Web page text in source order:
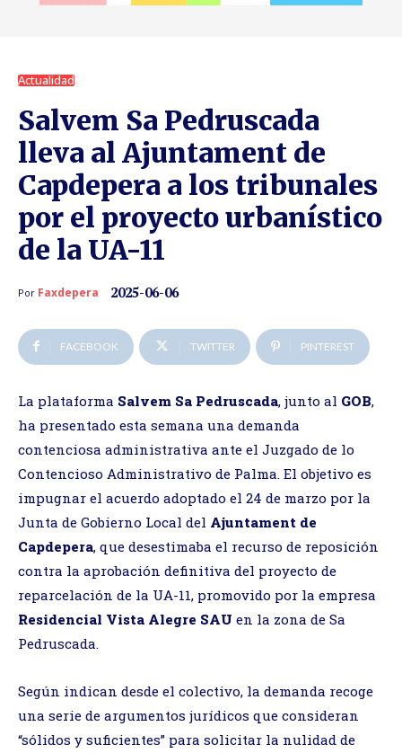
Actualidad
Salvem Sa Pedruscada
lleva al Ajuntament de
Capdepera a los tribunales
por el proyecto urbanístico
de la UA-11
Por Faxdepera 2025-06-06
FACEBOOK TWITTER PINTEREST
La plataforma Salvem Sa Pedruscada, junto al GOB,
ha presentado esta semana una demanda
contenciosa administrativa ante el Juzgado de lo
Contencioso Administrativo de Palma. El objetivo es
impugnar el acuerdo adoptado el 24 de marzo por la
Junta de Gobierno Local del Ajuntament de
Capdepera, que desestimaba el recurso de reposición
contra la aprobación definitiva del proyecto de
reparcelación de la UA-11, promovido por la empresa
Residencial Vista Alegre SAU en la zona de Sa
Pedruscada.
Según indican desde el colectivo, la demanda recoge
una serie de argumentos jurídicos que consideran
“sólidos y suficientes” para solicitar la nulidad de